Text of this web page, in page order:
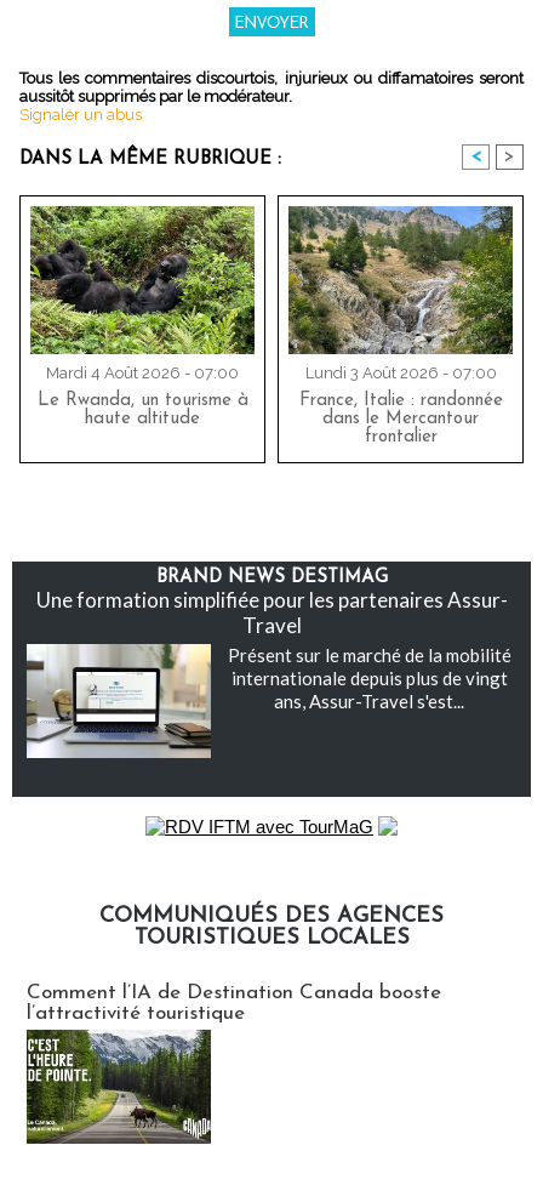
Tous les commentaires discourtois, injurieux ou diffamatoires seront
aussitôt supprimés par le modérateur.
Signaler un abus
DANS LA MÊME RUBRIQUE : < >
Mardi 4 Août 2026 - 07:00
Le Rwanda, un tourisme à
haute altitude
Lundi 3 Août 2026 - 07:00
France, Italie : randonnée
dans le Mercantour
frontalier
BRAND NEWS DESTIMAG
Une formation simplifiée pour les partenaires Assur-
Travel
Présent sur le marché de la mobilité
internationale depuis plus de vingt
ans, Assur-Travel s'est...
COMMUNIQUÉS DES AGENCES
TOURISTIQUES LOCALES
Comment l’IA de Destination Canada booste
l’attractivité touristique